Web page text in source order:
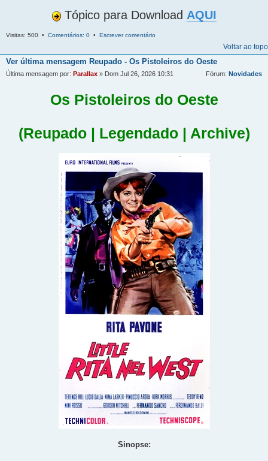
Tópico para Download AQUI
Visitas: 500 • Comentários: 0 • Escrever comentário
Voltar ao topo
Ver última mensagem Reupado - Os Pistoleiros do Oeste
Última mensagem por: Parallax » Dom Jul 26, 2026 10:31 Fórum: Novidades
Os Pistoleiros do Oeste
(Reupado | Legendado | Archive)
Sinopse: